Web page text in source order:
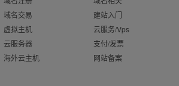
域名交易
虚拟主机
云服务器
海外云主机
建站入门
云服务/Vps
支付/发票
网站备案